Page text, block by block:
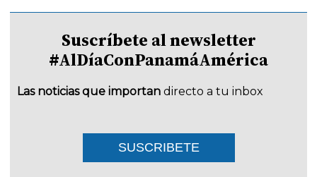
Suscríbete al newsletter
#AlDíaConPanamáAmérica
Las noticias que importan directo a tu inbox
SUSCRIBETE